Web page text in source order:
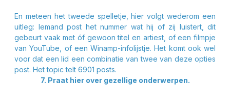
En meteen het tweede spelletje, hier volgt wederom een
uitleg: Iemand post het nummer wat hij of zij luistert, dit
gebeurt vaak met óf gewoon titel en artiest, of een filmpje
van YouTube, of een Winamp-infolijstje. Het komt ook wel
voor dat een lid een combinatie van twee van deze opties
post. Het topic telt 6901 posts.
7. Praat hier over gezellige onderwerpen.